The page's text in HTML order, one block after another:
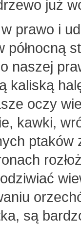
już
prawo i
północną
naszej
kaliską
oczy
kawki,
ptaków
są